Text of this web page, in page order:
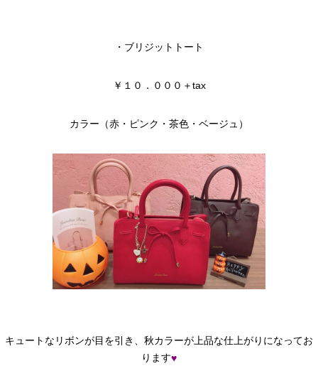
・ブリジットトート
￥１０．０００＋tax
カラー（赤・ピンク・茶色・ベージュ）
キュートなリボンが目を引き、秋カラーが上品な仕上がりになってお
ります♥